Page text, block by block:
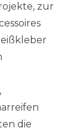
zur
die